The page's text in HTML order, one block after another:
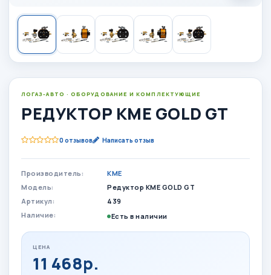
ЛОГАЗ-АВТО · ОБОРУДОВАНИЕ И КОМПЛЕКТУЮЩИЕ
РЕДУКТОР KME GOLD GT
0 отзывов Написать отзыв
Производитель:
KME
Модель:
Редуктор KME GOLD GT
Артикул:
439
Наличие:
Есть в наличии
ЦЕНА
11 468р.